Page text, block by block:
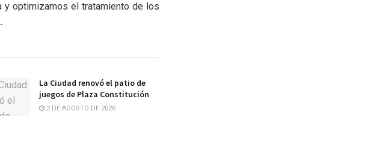
y optimizamos el tratamiento de los
La Ciudad renovó el patio de
juegos de Plaza Constitución
2 DE AGOSTO DE 2026